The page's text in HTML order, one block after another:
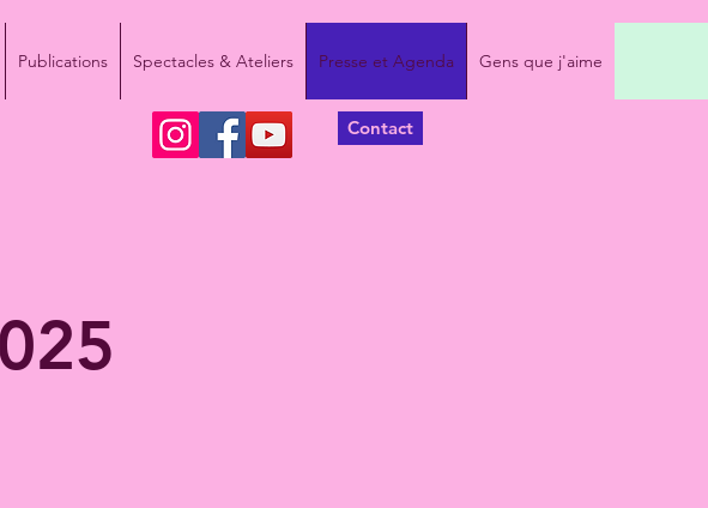
Publications Spectacles & Ateliers Presse et Agenda Gens que j'aime
Contact